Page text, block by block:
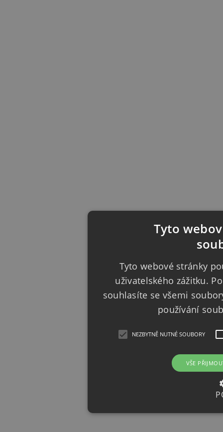
Tyto
Tyto webové stránky
uživatelského zážitku.
souhlasíte se všemi
používání
NEZBYTNĚ NUTNÉ SOUBORY
VŠE